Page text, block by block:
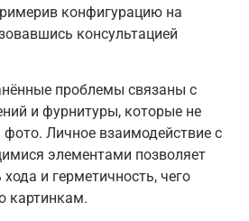
конфигурацию на
консультацией
проблемы связаны с
и фурнитуры, которые не
Личное взаимодействие с
элементами позволяет
и герметичность, чего
картинкам.